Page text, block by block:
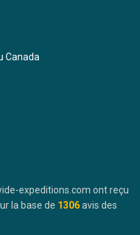
Canada
expeditions.com ont reçu
la base de 1306avis des